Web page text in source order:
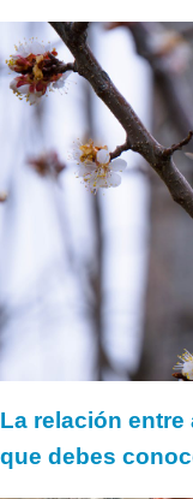
La relación
que debes